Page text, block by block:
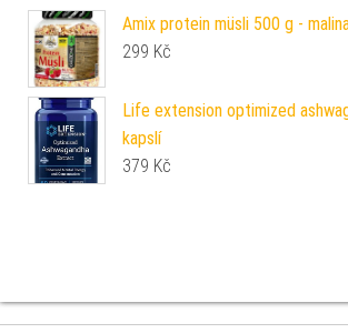
Amix protein müsli 500 g -
299 Kč
Life extension optimized
kapslí
379 Kč